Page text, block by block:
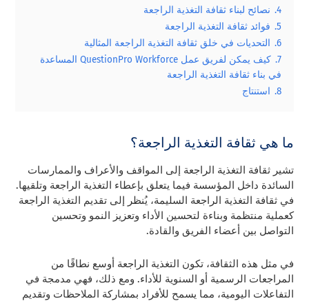
4. نصائح لبناء ثقافة التغذية الراجعة
5. فوائد ثقافة التغذية الراجعة
6. التحديات في خلق ثقافة التغذية الراجعة المثالية
7.
كيف يمكن لفريق عمل QuestionPro Workforce المساعدة
في بناء ثقافة التغذية الراجعة
8. استنتاج
ما هي ثقافة التغذية الراجعة؟
تشير ثقافة التغذية الراجعة إلى المواقف والأعراف والممارسات
السائدة داخل المؤسسة فيما يتعلق بإعطاء التغذية الراجعة وتلقيها.
في ثقافة التغذية الراجعة السليمة، يُنظر إلى تقديم التغذية الراجعة
كعملية منتظمة وبناءة لتحسين الأداء وتعزيز النمو وتحسين
التواصل بين أعضاء الفريق والقادة.
في مثل هذه الثقافة، تكون التغذية الراجعة أوسع نطاقًا من
المراجعات الرسمية أو السنوية للأداء. ومع ذلك، فهي مدمجة في
التفاعلات اليومية، مما يسمح للأفراد بمشاركة الملاحظات وتقديم